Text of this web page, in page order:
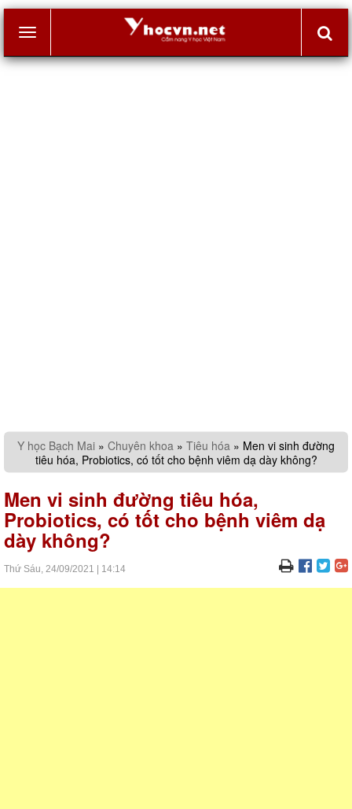
Y học Bạch Mai » Chuyên khoa » Tiêu hóa » Men vi sinh đường
tiêu hóa, Probiotics, có tốt cho bệnh viêm dạ dày không?
Men vi sinh đường tiêu hóa,
Probiotics, có tốt cho bệnh viêm dạ
dày không?
Thứ Sáu, 24/09/2021 14:14